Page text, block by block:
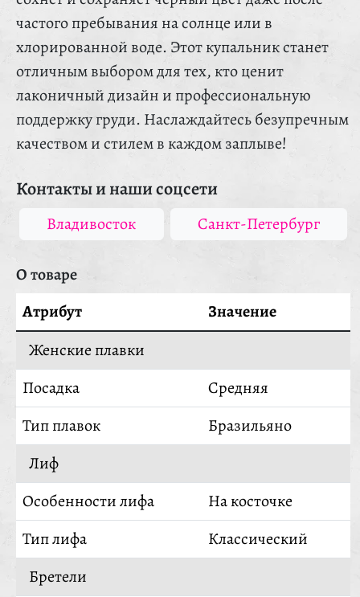
частого пребывания на солнце или в
хлорированной воде. Этот купальник станет
отличным выбором для тех, кто ценит
лаконичный дизайн и профессиональную
поддержку груди. Наслаждайтесь безупречным
качеством и стилем в каждом заплыве!
Контакты и наши соцсети
Владивосток Санкт-Петербург
О товаре
Атрибут
Значение
Женские плавки
Посадка
Средняя
Тип плавок
Бразильяно
Лиф
Особенности лифа
На косточке
Тип лифа
Классический
Бретели